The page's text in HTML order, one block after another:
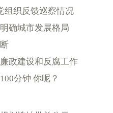
组织反馈巡察情况
确城市发展格局
政建设和反腐工作
分钟 你呢？